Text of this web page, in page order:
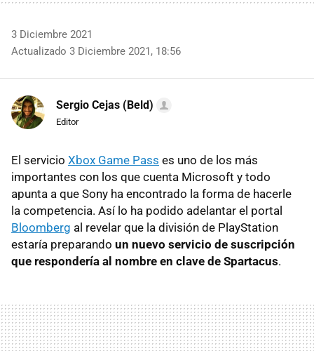
3 Diciembre 2021
Actualizado 3 Diciembre 2021, 18:56
Sergio Cejas (Beld)
Editor
El servicio Xbox Game Pass es uno de los más
importantes con los que cuenta Microsoft y todo
apunta a que Sony ha encontrado la forma de hacerle
la competencia. Así lo ha podido adelantar el portal
Bloomberg al revelar que la división de PlayStation
estaría preparando un nuevo servicio de suscripción
que respondería al nombre en clave de Spartacus.